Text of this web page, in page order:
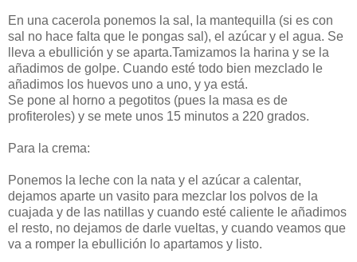
En una cacerola ponemos la sal, la mantequilla (si es con
sal no hace falta que le pongas sal), el azúcar y el agua. Se
lleva a ebullición y se aparta.Tamizamos la harina y se la
añadimos de golpe. Cuando esté todo bien mezclado le
añadimos los huevos uno a uno, y ya está.
Se pone al horno a pegotitos (pues la masa es de
profiteroles) y se mete unos 15 minutos a 220 grados.
Para la crema:
Ponemos la leche con la nata y el azúcar a calentar,
dejamos aparte un vasito para mezclar los polvos de la
cuajada y de las natillas y cuando esté caliente le añadimos
el resto, no dejamos de darle vueltas, y cuando veamos que
va a romper la ebullición lo apartamos y listo.